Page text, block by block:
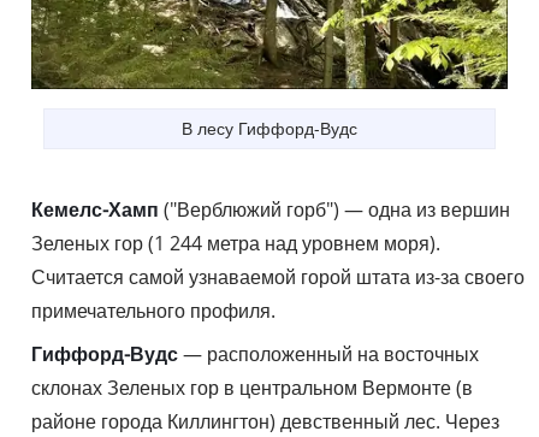
В лесу Гиффорд-Вудс
Кемелс-Хамп ("Верблюжий горб") — одна из вершин
Зеленых гор (1 244 метра над уровнем моря).
Считается самой узнаваемой горой штата из-за своего
примечательного профиля.
Гиффорд-Вудс— расположенный на восточных
склонах Зеленых гор в центральном Вермонте (в
районе города Киллингтон) девственный лес. Через